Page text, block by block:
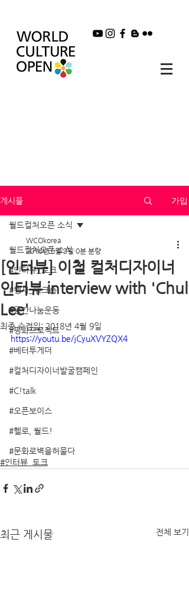
게시물 가입
월드컬처오픈 소식
#인터뷰_토크
#행사_워크숍
#공간나눔운동
#평화프로젝트
#베터투게더
#컬처디자이너발굴캠페인
#C!talk
#오픈보이스
#헬로, 월드!
#문화로벽을허물다
월드컬처오픈 소식
[인터뷰] 이철 컬처디자이너
인터뷰 interview with 'Chul
Lee'
WCOkorea
2016년 6월 3일 0분 분량
최종 수정일:2018년 4월 9일
https://youtu.be/jCyuXVYZQX4
#인터뷰_토크
최근 게시물 전체 보기